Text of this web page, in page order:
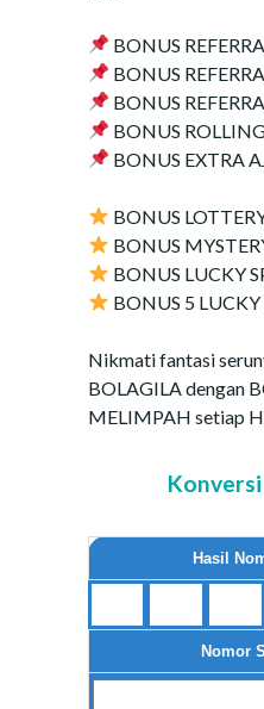
BONUS
BONUS
BONUS
BONUS
BONUS EXTRA
BONUS
BONUS
BONUS LUCKY
BONUS 5 LUCKY
Nikmati fantasi
BOLAGILA dengan
MELIMPAH setiap
Hasil
Nomor